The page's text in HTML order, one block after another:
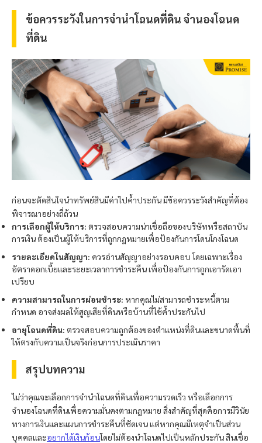
ข้อควรระวังในการจำนำโฉนดที่ดิน จำนองโฉนด
ที่ดิน
ก่อนจะตัดสินใจนำทรัพย์สินมีค่าไปค้ำประกัน มีข้อควรระวังสำคัญที่ต้อง
พิจารณาอย่างถี่ถ้วน
การเลือกผู้ให้บริการ: ตรวจสอบความน่าเชื่อถือของบริษัทหรือสถาบัน
การเงิน ต้องเป็นผู้ให้บริการที่ถูกกฎหมายเพื่อป้องกันการโดนโกงโฉนด
รายละเอียดในสัญญา: ควรอ่านสัญญาอย่างรอบคอบ โดยเฉพาะเรื่อง
อัตราดอกเบี้ยและระยะเวลาการชำระคืน เพื่อป้องกันการถูกเอารัดเอา
เปรียบ
ความสามารถในการผ่อนชำระ: หากคุณไม่สามารถชำระหนี้ตาม
กำหนด อาจส่งผลให้สูญเสียที่ดินหรือบ้านที่ใช้ค้ำประกันไป
อายุโฉนดที่ดิน: ตรวจสอบความถูกต้องของตำแหน่งที่ดินและขนาดพื้นที่
ให้ตรงกับความเป็นจริงก่อนการประเมินราคา
สรุปบทความ
ไม่ว่าคุณจะเลือกการจำนำโฉนดที่ดินเพื่อความรวดเร็ว หรือเลือกการ
จำนองโฉนดที่ดินเพื่อความมั่นคงตามกฎหมาย สิ่งสำคัญที่สุดคือการมีวินัย
ทางการเงินและแผนการชำระคืนที่ชัดเจน แต่หากคุณมีเหตุจำเป็นส่วน
บุคคลและอยากได้เงินก้อนโดยไม่ต้องนำโฉนดไปเป็นหลักประกัน สินเชื่อ